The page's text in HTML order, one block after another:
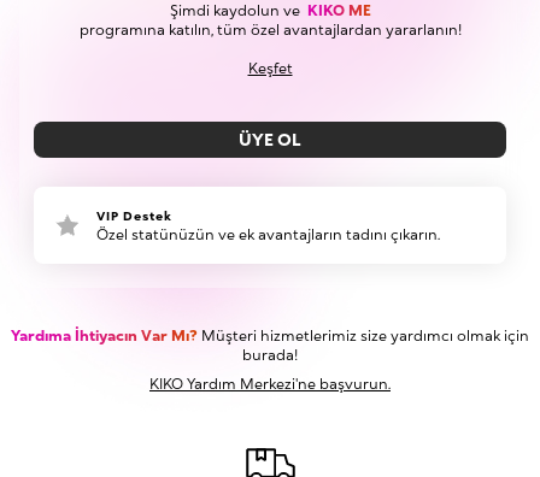
Şimdi kaydolun ve KIKO ME
programına katılın, tüm özel avantajlardan yararlanın!
Keşfet
ÜYE OL
VIP Destek
Özel statünüzün ve ek avantajların tadını çıkarın.
Yardıma İhtiyacın Var Mı? Müşteri hizmetlerimiz size yardımcı olmak için
burada!
KIKO Yardım Merkezi'ne başvurun.